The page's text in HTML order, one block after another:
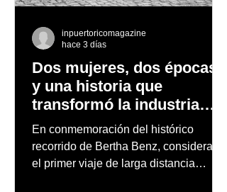
Dos mujeres, dos épocas
y una historia que
transformó la industria
automotriz
En conmemoración del histórico
recorrido de Bertha Benz, considerado
el primer viaje de larga distancia
inpuertoricomagazine
hace 3 días